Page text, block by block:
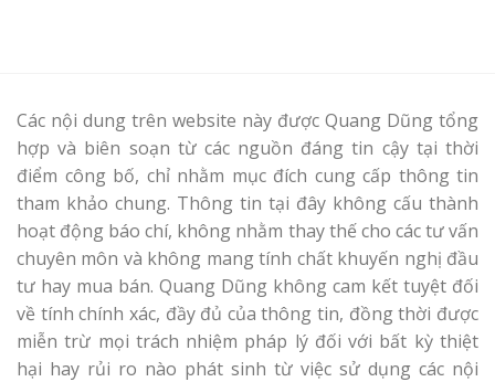
Các nội dung trên website này được Quang Dũng tổng
hợp và biên soạn từ các nguồn đáng tin cậy tại thời
điểm công bố, chỉ nhằm mục đích cung cấp thông tin
tham khảo chung. Thông tin tại đây không cấu thành
hoạt động báo chí, không nhằm thay thế cho các tư vấn
chuyên môn và không mang tính chất khuyến nghị đầu
tư hay mua bán. Quang Dũng không cam kết tuyệt đối
về tính chính xác, đầy đủ của thông tin, đồng thời được
miễn trừ mọi trách nhiệm pháp lý đối với bất kỳ thiệt
hại hay rủi ro nào phát sinh từ việc sử dụng các nội